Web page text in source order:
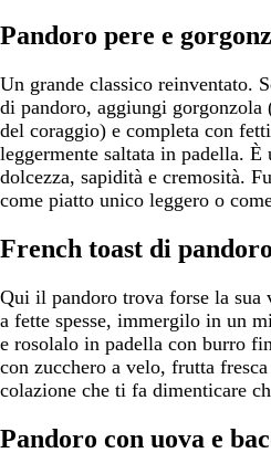
Pandoro pere e
Un grande classico reinventato.
di pandoro, aggiungi gorgonzola
del coraggio) e completa con
leggermente saltata in padella.
dolcezza, sapidità e cremosità.
come piatto unico leggero o
French toast di pandoro
Qui il pandoro trova forse la sua
a fette spesse, immergilo in un
e rosolalo in padella con burro
con zucchero a velo, frutta
colazione che ti fa dimenticare
Pandoro con uova e